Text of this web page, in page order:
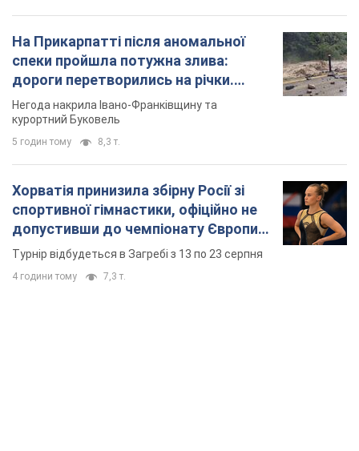
На Прикарпатті після аномальної
спеки пройшла потужна злива:
дороги перетворились на річки.
Відео
Негода накрила Івано-Франківщину та
курортний Буковель
5 годин тому 8,3 т.
Хорватія принизила збірну Росії зі
спортивної гімнастики, офіційно не
допустивши до чемпіонату Європи
основних спортсменів
Турнір відбудеться в Загребі з 13 по 23 серпня
4 години тому 7,3 т.